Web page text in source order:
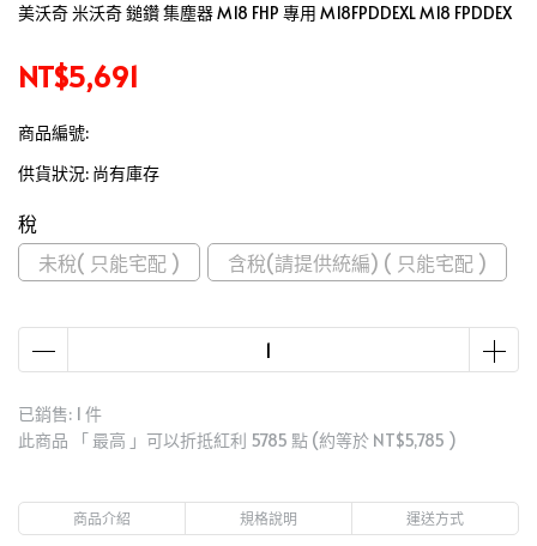
美沃奇 米沃奇 鎚鑽 集塵器 M18 FHP 專用 M18FPDDEXL M18 FPDDEX
NT$5,691
商品編號:
供貨狀況: 尚有庫存
稅
未稅( 只能宅配 )
含稅(請提供統編) ( 只能宅配 )
已銷售: 1 件
此商品 「 最高 」可以折抵紅利 5785 點 (約等於 NT$5,785 )
商品介紹 規格說明 運送方式